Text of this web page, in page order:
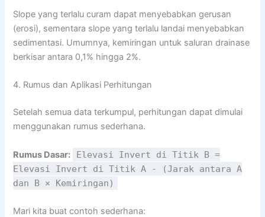
Slope yang terlalu curam dapat menyebabkan gerusan
(erosi), sementara slope yang terlalu landai menyebabkan
sedimentasi. Umumnya, kemiringan untuk saluran drainase
berkisar antara 0,1% hingga 2%.
4. Rumus dan Aplikasi Perhitungan
Setelah semua data terkumpul, perhitungan dapat dimulai
menggunakan rumus sederhana.
Rumus Dasar:
Elevasi Invert di Titik B =
Elevasi Invert di Titik A - (Jarak antara A
dan B × Kemiringan)
Mari kita buat contoh sederhana: